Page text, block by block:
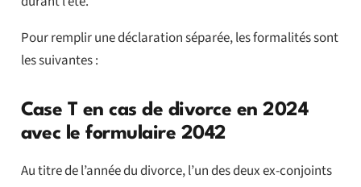
Pour remplir une déclaration séparée, les formalités sont
les suivantes :
Case T en cas de divorce en 2024
avec le formulaire 2042
Au titre de l’année du divorce, l’un des deux ex-conjoints